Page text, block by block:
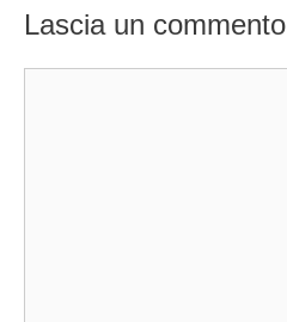
Lascia un commento